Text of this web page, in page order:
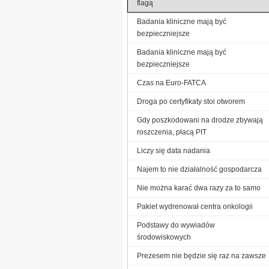
flagą
Badania kliniczne mają być
bezpieczniejsze
Badania kliniczne mają być
bezpieczniejsze
Czas na Euro-FATCA
Droga po certyfikaty stoi otworem
Gdy poszkodowani na drodze zbywają
roszczenia, płacą PIT
Liczy się data nadania
Najem to nie działalność gospodarcza
Nie można karać dwa razy za to samo
Pakiet wydrenował centra onkologii
Podstawy do wywiadów
środowiskowych
Prezesem nie będzie się raz na zawsze